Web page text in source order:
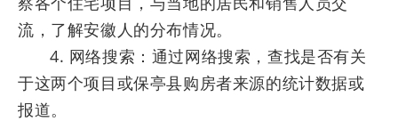
流，了解安徽人的分布情况。
4. 网络搜索：通过网络搜索，查找是否有关
于这两个项目或保亭县购房者来源的统计数据或
报道。